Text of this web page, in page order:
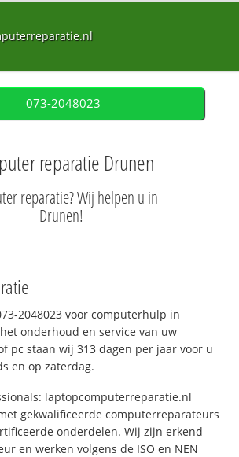
073-2048023
reparatie Drunen
reparatie? Wij helpen u in
Drunen!
2048023 voor computerhulp in
onderhoud en service van uw
pc staan wij 313 dagen per jaar voor u
en op zaterdag.
laptopcomputerreparatie.nl
gekwalificeerde computerreparateurs
onderdelen. Wij zijn erkend
en werken volgens de ISO en NEN